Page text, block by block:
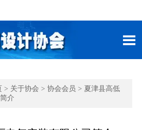

> 关于协会 > 协会会员 > 夏津县高低
介